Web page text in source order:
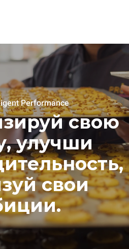
Performance
свою
улучши
свои